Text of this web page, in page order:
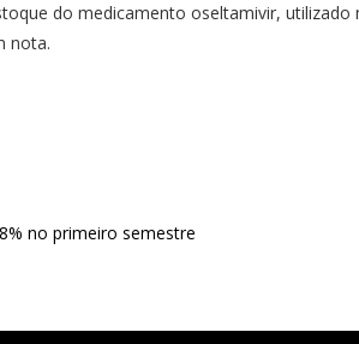
do medicamento oseltamivir,
nota.
no primeiro semestre